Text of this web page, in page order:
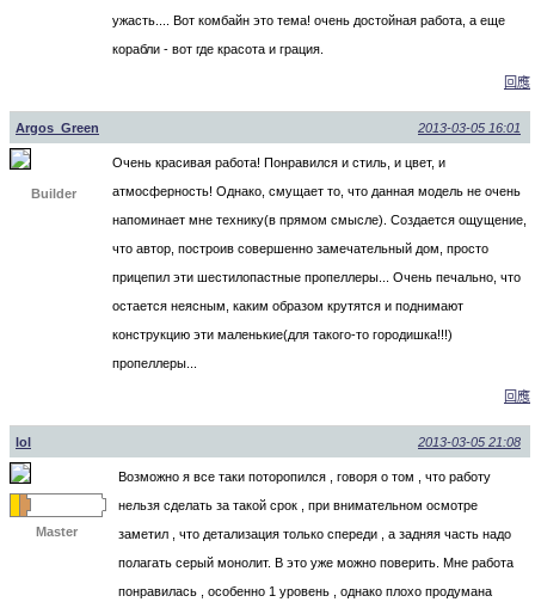
ужасть.... Вот комбайн это тема! очень достойная работа, а еще
корабли - вот где красота и грация.
回應
Argos_Green 2013-03-05 16:01
Builder
Очень красивая работа! Понравился и стиль, и цвет, и
атмосферность! Однако, смущает то, что данная модель не очень
напоминает мне технику(в прямом смысле). Создается ощущение,
что автор, построив совершенно замечательный дом, просто
прицепил эти шестилопастные пропеллеры... Очень печально, что
остается неясным, каким образом крутятся и поднимают
конструкцию эти маленькие(для такого-то городишка!!!)
пропеллеры...
回應
lol 2013-03-05 21:08
Master
Возможно я все таки поторопился , говоря о том , что работу
нельзя сделать за такой срок , при внимательном осмотре
заметил , что детализация только спереди , а задняя часть надо
полагать серый монолит. В это уже можно поверить. Мне работа
понравилась , особенно 1 уровень , однако плохо продумана